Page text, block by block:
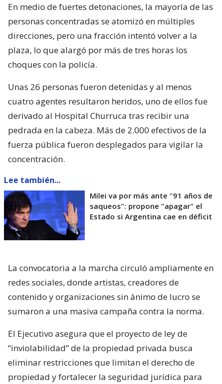
En medio de fuertes detonaciones, la mayoría de las
personas concentradas se atomizó en múltiples
direcciones, pero una fracción intentó volver a la
plaza, lo que alargó por más de tres horas los
choques con la policía.
Unas 26 personas fueron detenidas y al menos
cuatro agentes resultaron heridos, uno de ellos fue
derivado al Hospital Churruca tras recibir una
pedrada en la cabeza. Más de 2.000 efectivos de la
fuerza pública fueron desplegados para vigilar la
concentración.
Lee también...
Milei va por más ante "91 años de
saqueos": propone "apagar" el
Estado si Argentina cae en déficit
La convocatoria a la marcha circuló ampliamente en
redes sociales, donde artistas, creadores de
contenido y organizaciones sin ánimo de lucro se
sumaron a una masiva campaña contra la norma.
El Ejecutivo asegura que el proyecto de ley de
“inviolabilidad” de la propiedad privada busca
eliminar restricciones que limitan el derecho de
propiedad y fortalecer la seguridad jurídica para